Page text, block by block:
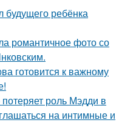
будущего ребёнка
романтичное фото со
готовится к важному
роль Мэдди в
на интимные и